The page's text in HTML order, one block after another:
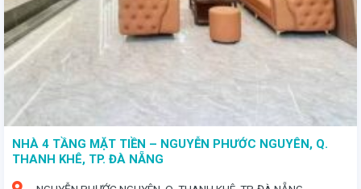
NHÀ 4 TẦNG MẶT TIỀN – NGUYỄN PHƯỚC NGUYÊN, Q.
THANH KHÊ, TP. ĐÀ NẴNG